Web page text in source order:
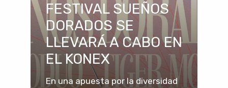
FESTIVAL SUEÑOS
DORADOS SE
LLEVARÁ A CABO EN
EL KONEX
En una apuesta por la diversidad